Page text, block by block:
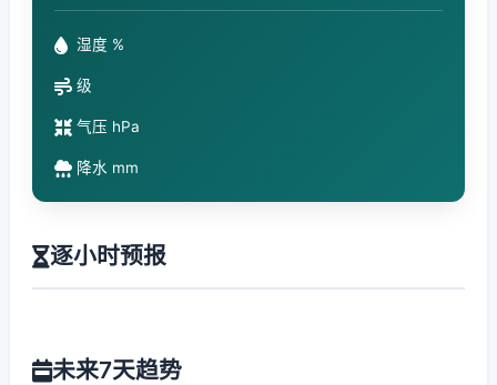
湿度 %
级
气压 hPa
降水 mm
逐小时预报
未来7天趋势